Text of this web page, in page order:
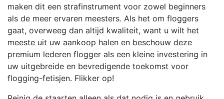
maken dit een strafinstrument voor zowel beginners
als de meer ervaren meesters. Als het om floggers
gaat, overweeg dan altijd kwaliteit, want u wilt het
meeste uit uw aankoop halen en beschouw deze
premium lederen flogger als een kleine investering in
uw uitgebreide en bevredigende toekomst voor
flogging-fetisjen. Flikker op!